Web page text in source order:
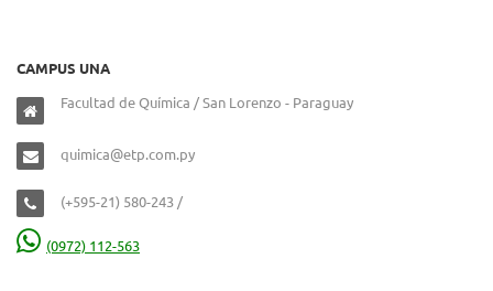
CAMPUS UNA
Facultad de Química / San Lorenzo - Paraguay
quimica@etp.com.py
(+595-21) 580-243 /
(0972) 112-563